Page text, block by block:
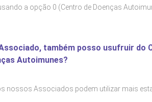
a opção 0 (Centro de Doenças
também posso usufruir do
Autoimunes?
nossos Associados podem utilizar mais